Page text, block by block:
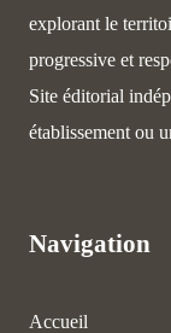
explorant le
progressive et
Site éditorial
établissement ou
Navigation
Accueil